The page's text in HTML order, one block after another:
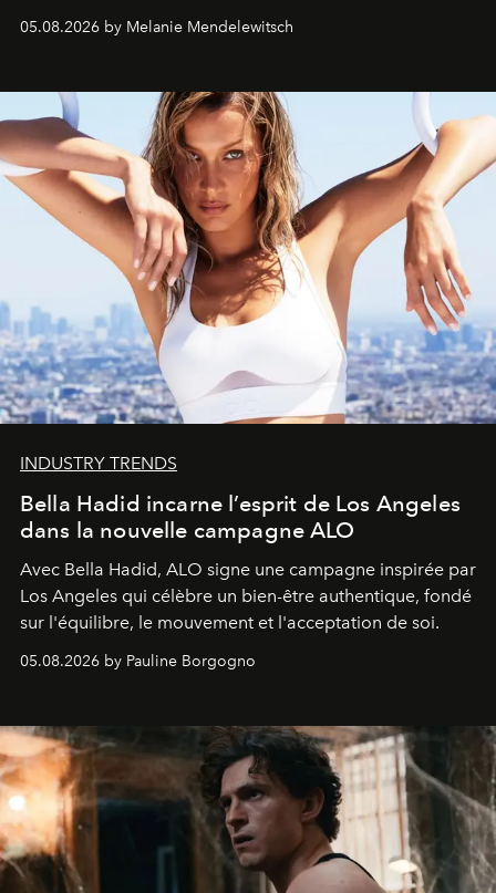
05.08.2026 by Melanie Mendelewitsch
INDUSTRY TRENDS
Bella Hadid incarne l’esprit de Los Angeles
dans la nouvelle campagne ALO
Avec Bella Hadid, ALO signe une campagne inspirée par
Los Angeles qui célèbre un bien-être authentique, fondé
sur l'équilibre, le mouvement et l'acceptation de soi.
05.08.2026 by Pauline Borgogno